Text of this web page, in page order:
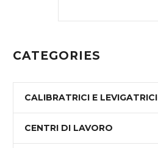
CATEGORIES
CALIBRATRICI E LEVIGATRICI
CENTRI DI LAVORO